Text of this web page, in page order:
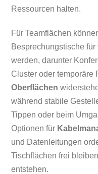
Ressourcen halten.
Für Teamflächen
Besprechungstische für
werden, darunter
Cluster oder temporäre
Oberflächen
während stabile
Tippen oder beim
Optionen für
und Datenleitungen
Tischflächen frei
entstehen.